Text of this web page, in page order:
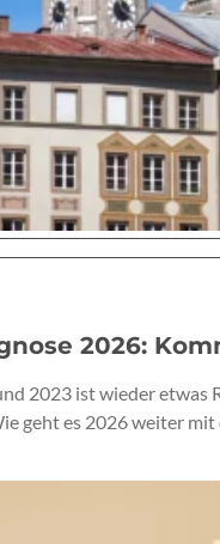
2026:
2023 ist wieder
geht es 2026 weiter mit